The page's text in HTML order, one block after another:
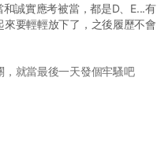
誠實應考被當，都是D、E...有
要輕輕放下了，之後履歷不會
，就當最後一天發個牢騷吧